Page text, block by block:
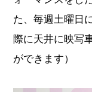
た、毎週土曜日
際に天井に映写
ができます）